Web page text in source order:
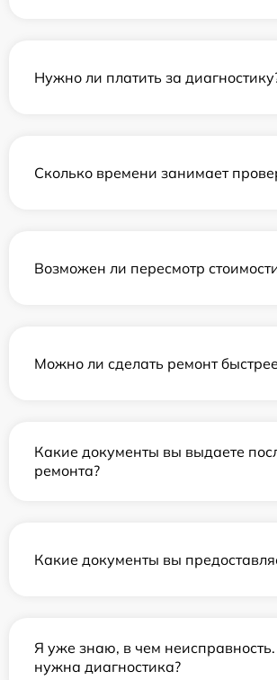
Нужно ли платить за
Сколько времени занимает
Возможен ли пересмотр
Можно ли сделать ремонт
Какие документы вы выдаете
ремонта?
Какие документы вы
Я уже знаю, в чем
нужна диагностика?